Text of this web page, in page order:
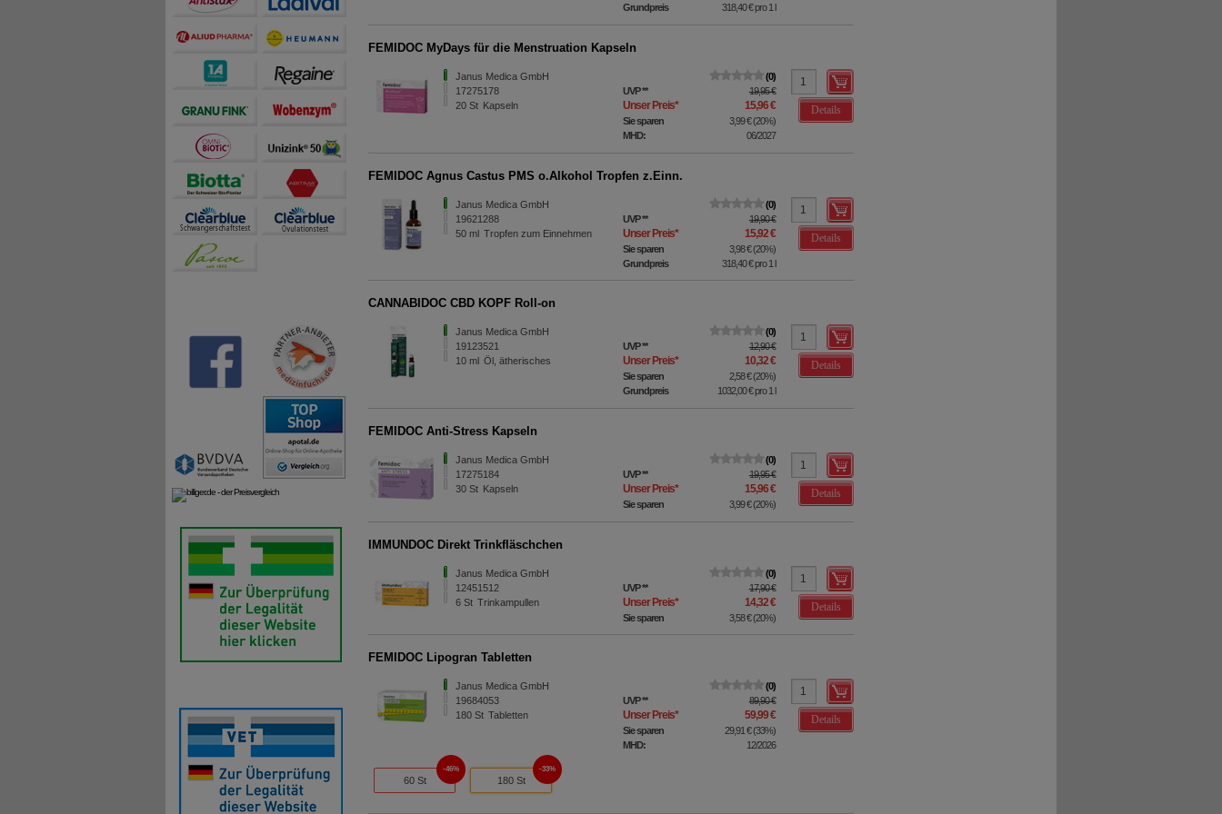
Grundpreis
318,40 €pro 1 l
FEMIDOC MyDays für die Menstruation Kapseln
Janus Medica GmbH
17275178
20St Kapseln
0
UVP** 19,95 €
Unser Preis* 15,96 €
Sie sparen 3,99 €(20%)
MHD:
06/2027
Details
FEMIDOC Agnus Castus PMS o.Alkohol Tropfen z.Einn.
Janus Medica GmbH
19621288
50 ml Tropfen zum Einnehmen
0
UVP** 19,90 €
Unser Preis* 15,92 €
Sie sparen 3,98 €(20%)
Grundpreis
318,40 €pro 1 l
Details
CANNABIDOC CBD KOPF Roll-on
Janus Medica GmbH
19123521
10 ml Öl, ätherisches
0
UVP** 12,90 €
Unser Preis* 10,32 €
Sie sparen 2,58 €(20%)
Grundpreis
1032,00 €pro 1 l
Details
FEMIDOC Anti-Stress Kapseln
Janus Medica GmbH
17275184
30St Kapseln
0
UVP** 19,95 €
Unser Preis* 15,96 €
Sie sparen 3,99 €(20%)
Details
IMMUNDOC Direkt Trinkfläschchen
Janus Medica GmbH
12451512
6St Trinkampullen
0
UVP** 17,90 €
Unser Preis* 14,32 €
Sie sparen 3,58 €(20%)
Details
FEMIDOC Lipogran Tabletten
Janus Medica GmbH
19684053
180St Tabletten
0
UVP** 89,90 €
Unser Preis* 59,99 €
Sie sparen 29,91 €(33%)
MHD:
12/2026
Details
60 St
46%
180 St
33%